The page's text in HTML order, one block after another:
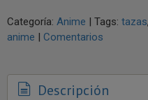
Categoría: Anime | Tags: tazas
anime | Comentarios
Descripción